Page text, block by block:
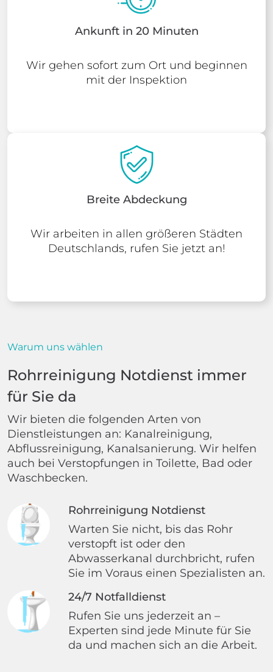
Ankunft in 20 Minuten
Wir gehen sofort zum Ort und beginnen
mit der Inspektion
Breite Abdeckung
Wir arbeiten in allen größeren Städten
Deutschlands, rufen Sie jetzt an!
Warum uns wählen
Rohrreinigung Notdienst immer
für Sie da
Wir bieten die folgenden Arten von
Dienstleistungen an: Kanalreinigung,
Abflussreinigung, Kanalsanierung. Wir helfen
auch bei Verstopfungen in Toilette, Bad oder
Waschbecken.
Rohrreinigung Notdienst
Warten Sie nicht, bis das Rohr
verstopft ist oder den
Abwasserkanal durchbricht, rufen
Sie im Voraus einen Spezialisten an.
24/7 Notfalldienst
Rufen Sie uns jederzeit an –
Experten sind jede Minute für Sie
da und machen sich an die Arbeit.